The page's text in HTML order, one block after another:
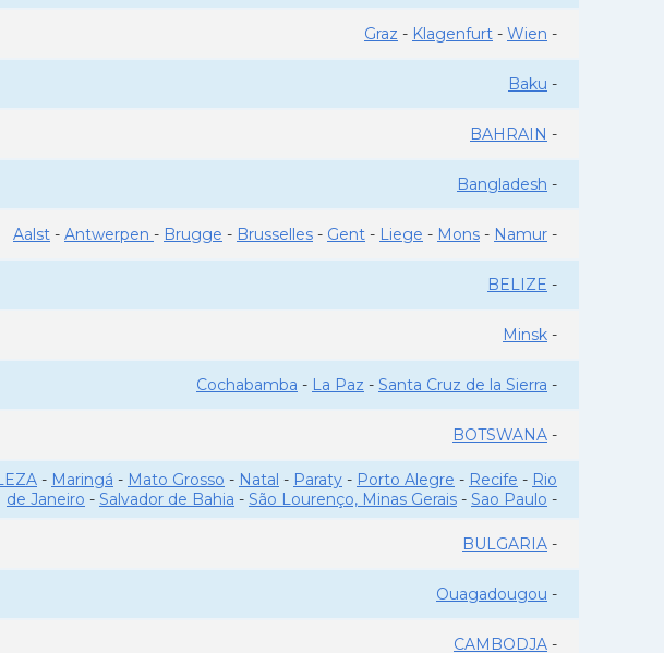
Graz - Klagenfurt - Wien -
Baku -
BAHRAIN -
Bangladesh -
Aalst - Antwerpen - Brugge - Brusselles - Gent - Liege - Mons - Namur -
BELIZE -
Minsk -
Cochabamba - La Paz - Santa Cruz de la Sierra -
BOTSWANA -
- Maringá - Mato Grosso - Natal - Paraty - Porto Alegre - Recife - Rio
de Janeiro - Salvador de Bahia - São Lourenço, Minas Gerais - Sao Paulo -
BULGARIA -
Ouagadougou -
CAMBODJA -